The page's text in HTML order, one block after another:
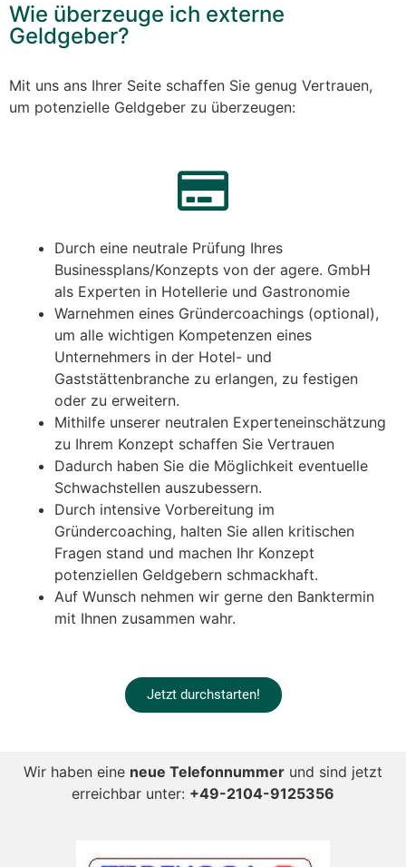
Wie überzeuge ich externe
Geldgeber?
Mit uns ans Ihrer Seite schaffen Sie genug Vertrauen,
um potenzielle Geldgeber zu überzeugen:
Durch eine neutrale Prüfung Ihres
Businessplans/Konzepts von der agere. GmbH
als Experten in Hotellerie und Gastronomie
Warnehmen eines Gründercoachings (optional),
um alle wichtigen Kompetenzen eines
Unternehmers in der Hotel- und
Gaststättenbranche zu erlangen, zu festigen
oder zu erweitern.
Mithilfe unserer neutralen Experteneinschätzung
zu Ihrem Konzept schaffen Sie Vertrauen
Dadurch haben Sie die Möglichkeit eventuelle
Schwachstellen auszubessern.
Durch intensive Vorbereitung im
Gründercoaching, halten Sie allen kritischen
Fragen stand und machen Ihr Konzept
potenziellen Geldgebern schmackhaft.
Auf Wunsch nehmen wir gerne den Banktermin
mit Ihnen zusammen wahr.
Jetzt durchstarten!
Wir haben eine neue Telefonnummer und sind jetzt
erreichbar unter: +49-2104-9125356